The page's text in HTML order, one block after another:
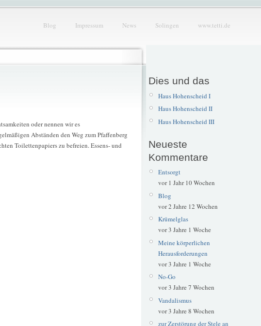
Blog Impressum News Solingen www.tetti.de
oder nennen wir es
Abständen den Weg zum Pfaffenberg
Toilettenpapiers zu befreien. Essens- und
Dies und das
Haus Hohenscheid I
Haus Hohenscheid II
Haus Hohenscheid III
Neueste
Kommentare
Entsorgt
vor 1 Jahr 10 Wochen
Blog
vor 2 Jahre 12 Wochen
Krümelglas
vor 3 Jahre 1 Woche
Meine körperlichen
Herausforderungen
vor 3 Jahre 1 Woche
No-Go
vor 3 Jahre 7 Wochen
Vandalismus
vor 3 Jahre 8 Wochen
zur Zerstörung der Stele an